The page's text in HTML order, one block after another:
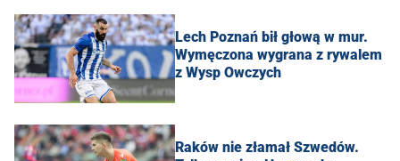
Lech Poznań bił głową w mur.
Wymęczona wygrana z rywalem
z Wysp Owczych
Raków nie złamał Szwedów.